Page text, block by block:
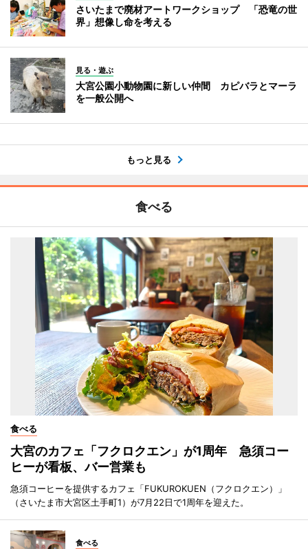
さいたまで廃材アートワークショップ 「恐竜の世
界」想像し命を考える
見る・遊ぶ
大宮公園小動物園に新しい仲間 カピバラとマーラ
を一般公開へ
もっと見る
食べる
食べる
大宮のカフェ「フクロクエン」が1周年 急須コー
ヒーが看板、バー営業も
急須コーヒーを提供するカフェ「FUKUROKUEN（フクロクエン）」
（さいたま市大宮区土手町1）が7月22日で1周年を迎えた。
食べる